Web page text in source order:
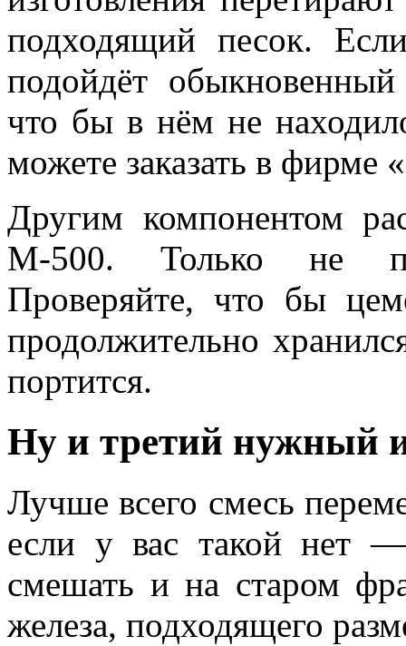
подходящий песок.
подойдёт
что бы в нём не
можете заказать в фирме
Другим компонентом
М-500. Только не
Проверяйте, что бы
продолжительно
портится.
Ну и третий нужный
Лучше всего смесь
если у вас такой нет
смешать и на старом
железа, подходящего